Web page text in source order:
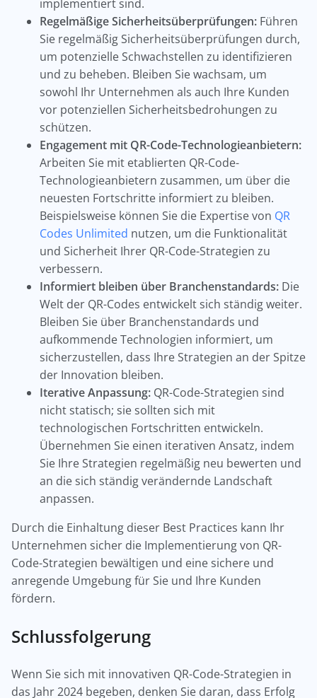
implementiert sind.
Regelmäßige Sicherheitsüberprüfungen: Führen
Sie regelmäßig Sicherheitsüberprüfungen durch,
um potenzielle Schwachstellen zu identifizieren
und zu beheben. Bleiben Sie wachsam, um
sowohl Ihr Unternehmen als auch Ihre Kunden
vor potenziellen Sicherheitsbedrohungen zu
schützen.
Engagement mit QR-Code-Technologieanbietern:
Arbeiten Sie mit etablierten QR-Code-
Technologieanbietern zusammen, um über die
neuesten Fortschritte informiert zu bleiben.
Beispielsweise können Sie die Expertise von QR
Codes Unlimited nutzen, um die Funktionalität
und Sicherheit Ihrer QR-Code-Strategien zu
verbessern.
Informiert bleiben über Branchenstandards: Die
Welt der QR-Codes entwickelt sich ständig weiter.
Bleiben Sie über Branchenstandards und
aufkommende Technologien informiert, um
sicherzustellen, dass Ihre Strategien an der Spitze
der Innovation bleiben.
Iterative Anpassung: QR-Code-Strategien sind
nicht statisch; sie sollten sich mit
technologischen Fortschritten entwickeln.
Übernehmen Sie einen iterativen Ansatz, indem
Sie Ihre Strategien regelmäßig neu bewerten und
an die sich ständig verändernde Landschaft
anpassen.
Durch die Einhaltung dieser Best Practices kann Ihr
Unternehmen sicher die Implementierung von QR-
Code-Strategien bewältigen und eine sichere und
anregende Umgebung für Sie und Ihre Kunden
fördern.
Schlussfolgerung
Wenn Sie sich mit innovativen QR-Code-Strategien in
das Jahr 2024 begeben, denken Sie daran, dass Erfolg